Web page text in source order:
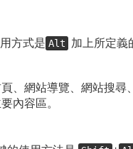
方式是 Alt 加上所定義
、網站導覽、網站搜尋
內容區。